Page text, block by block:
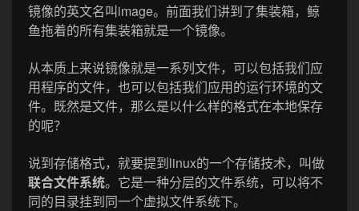
镜像的英文名叫image。前面我们讲到了集装箱，鲸
鱼拖着的所有集装箱就是一个镜像。
从本质上来说镜像就是一系列文件，可以包括我们应
用程序的文件，也可以包括我们应用的运行环境的文
件。既然是文件，那么是以什么样的格式在本地保存
的呢？
说到存储格式，就要提到linux的一个存储技术，叫做
联合文件系统。它是一种分层的文件系统，可以将不
同的目录挂到同一个虚拟文件系统下。